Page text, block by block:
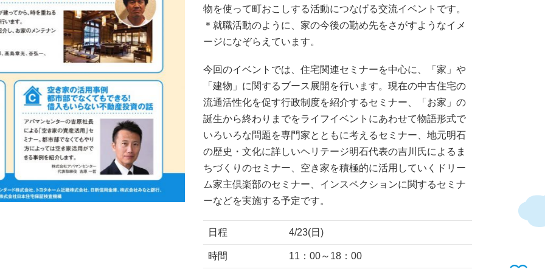
物を使って町おこしする活動につなげる交流イベントです。
＊就職活動のように、家の今後の勤め先をさがすようなイメ
ージになぞらえています。
今回のイベントでは、住宅関連セミナーを中心に、「家」や
「建物」に関するブース展開を行います。現在の中古住宅の
流通活性化を促す行政制度を紹介するセミナー、「お家」の
誕生から終わりまでをライフイベントにあわせて物語形式で
いろいろな問題を専門家とともに考えるセミナー、地元明石
の歴史・文化に詳しいヘリテージ明石代表の吉川氏によるま
ちづくりのセミナー、空き家を積極的に活用していくドリー
ム家主倶楽部のセミナー、インスペクションに関するセミナ
ーなどを実施する予定です。
日程 4/23(日)
時間 11：00～18：00